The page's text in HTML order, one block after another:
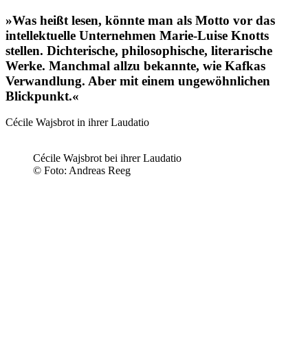
»Was heißt lesen, könnte man als Motto vor das
intellektuelle Unternehmen Marie-Luise Knotts
stellen. Dichterische, philo­sophische, literarische
Werke. Manchmal allzu bekannte, wie Kafkas
Verwandlung. Aber mit einem ungewöhnlichen
Blickpunkt.«
Cécile Wajsbrot in ihrer Laudatio
Cécile Wajsbrot bei ihrer Laudatio
© Foto: Andreas Reeg